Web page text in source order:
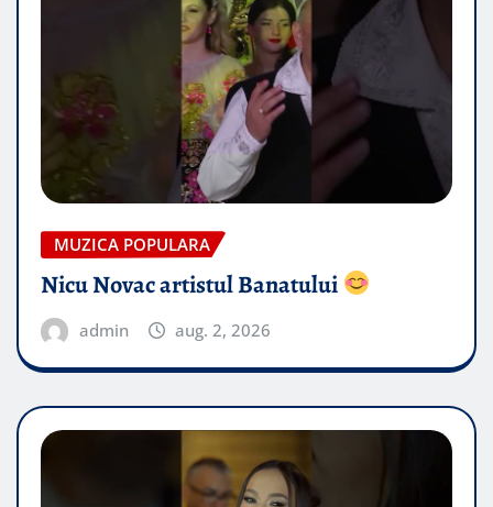
MUZICA POPULARA
Nicu Novac artistul Banatului
admin aug. 2, 2026